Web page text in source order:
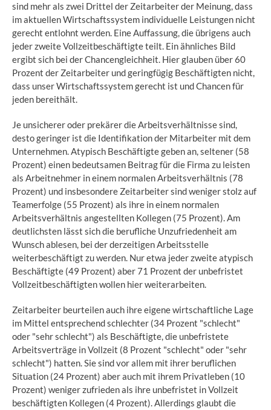
sind mehr als zwei Drittel der Zeitarbeiter der Meinung, dass
im aktuellen Wirtschaftssystem individuelle Leistungen nicht
gerecht entlohnt werden. Eine Auffassung, die übrigens auch
jeder zweite Vollzeitbeschäftigte teilt. Ein ähnliches Bild
ergibt sich bei der Chancengleichheit. Hier glauben über 60
Prozent der Zeitarbeiter und geringfügig Beschäftigten nicht,
dass unser Wirtschaftssystem gerecht ist und Chancen für
jeden bereithält.
Je unsicherer oder prekärer die Arbeitsverhältnisse sind,
desto geringer ist die Identifikation der Mitarbeiter mit dem
Unternehmen. Atypisch Beschäftigte geben an, seltener (58
Prozent) einen bedeutsamen Beitrag für die Firma zu leisten
als Arbeitnehmer in einem normalen Arbeitsverhältnis (78
Prozent) und insbesondere Zeitarbeiter sind weniger stolz auf
Teamerfolge (55 Prozent) als ihre in einem normalen
Arbeitsverhältnis angestellten Kollegen (75 Prozent). Am
deutlichsten lässt sich die berufliche Unzufriedenheit am
Wunsch ablesen, bei der derzeitigen Arbeitsstelle
weiterbeschäftigt zu werden. Nur etwa jeder zweite atypisch
Beschäftigte (49 Prozent) aber 71 Prozent der unbefristet
Vollzeitbeschäftigten wollen hier weiterarbeiten.
Zeitarbeiter beurteilen auch ihre eigene wirtschaftliche Lage
im Mittel entsprechend schlechter (34 Prozent "schlecht"
oder "sehr schlecht") als Beschäftigte, die unbefristete
Arbeitsverträge in Vollzeit (8 Prozent "schlecht" oder "sehr
schlecht") hatten. Sie sind vor allem mit ihrer beruflichen
Situation (24 Prozent) aber auch mit ihrem Privatleben (10
Prozent) weniger zufrieden als ihre unbefristet in Vollzeit
beschäftigten Kollegen (4 Prozent). Allerdings glaubt die